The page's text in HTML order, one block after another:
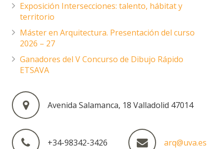
Exposición Intersecciones: talento, hábitat y
territorio
Máster en Arquitectura. Presentación del curso
2026 – 27
Ganadores del V Concurso de Dibujo Rápido
ETSAVA
Avenida Salamanca, 18 Valladolid 47014
+34-98342-3426 arq@uva.es